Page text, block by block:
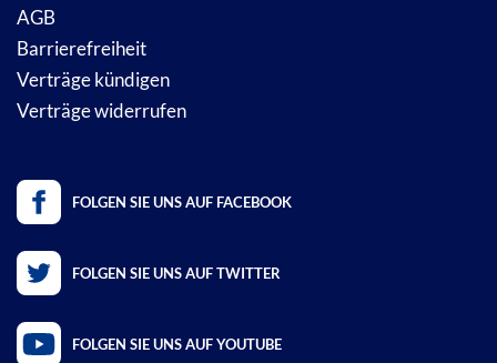
AGB
Barrierefreiheit
Verträge kündigen
Verträge widerrufen
FOLGEN SIE UNS AUF FACEBOOK
FOLGEN SIE UNS AUF TWITTER
FOLGEN SIE UNS AUF YOUTUBE